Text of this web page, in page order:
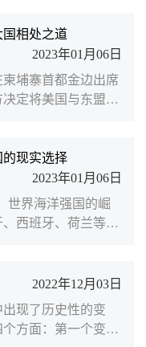
“中国威胁”，将是
，我们一方面要坚决
国政客的私利和情绪
出中美建好“护栏”
相处之道
2023年01月06日
柬埔寨首都金边出席
定将美国与东盟关
美国对中国的全方
其最大的“战略竞争
国家安全战略》报
中国是当今世界
现实选择
2023年01月06日
世界海洋强国的崛
西班牙、荷兰等早
海洋扩张的历史，
。中国共产党第十
国战略，建设海洋
的重要组成部分。
2022年12月03日
现了历史性的变
方面：第一个变化